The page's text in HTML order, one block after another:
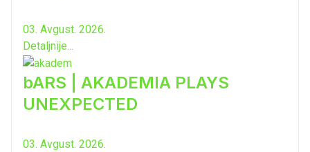
03. Avgust. 2026.
Detaljnije...
bARS | AKADEMIA PLAYS
UNEXPECTED
03. Avgust. 2026.